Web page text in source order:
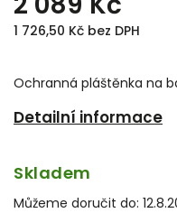
1 726,50 Kč bez DPH
Ochranná pláštěnka na
Detailní informace
Skladem
Můžeme doručit do: